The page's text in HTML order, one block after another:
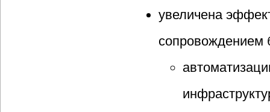
увеличена
сопровождением